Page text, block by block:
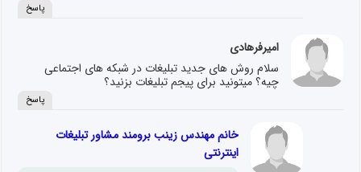
پاسخ
امیرفرهادی
سلام روش های جدید تبلیغات در شبکه های اجتماعی
چیه؟ میتونید برای پیجم تبلیغات بزنید؟
پاسخ
خانم مهندس زینب برومند مشاور تبلیغات
اینترنتی